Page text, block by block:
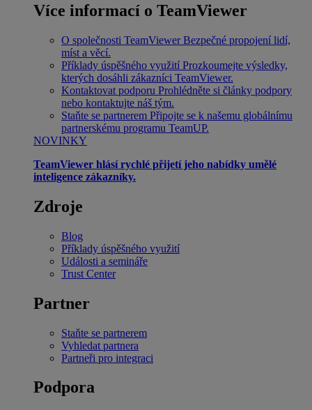
Více informací o TeamViewer
O společnosti TeamViewer Bezpečné propojení lidí,
míst a věcí.
Příklady úspěšného využití Prozkoumejte výsledky,
kterých dosáhli zákazníci TeamViewer.
Kontaktovat podporu Prohlédněte si články podpory
nebo kontaktujte náš tým.
Staňte se partnerem Připojte se k našemu globálnímu
partnerskému programu TeamUP.
NOVINKY
TeamViewer hlásí rychlé přijetí jeho nabídky umělé
inteligence zákazníky.
Zdroje
Blog
Příklady úspěšného využití
Události a semináře
Trust Center
Partner
Staňte se partnerem
Vyhledat partnera
Partneři pro integraci
Podpora